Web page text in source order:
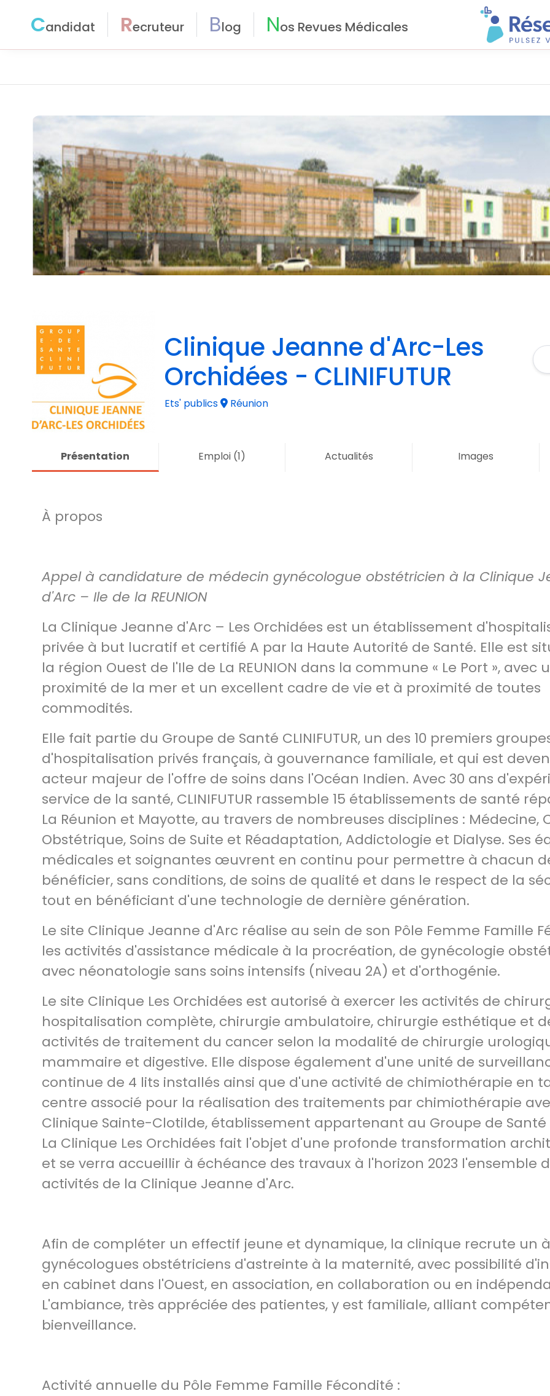
Candidat Recruteur Blog Nos Revues Médicales
Clinique Jeanne d'Arc-Les
Orchidées - CLINIFUTUR
Ets' publics Réunion
Présentation Emploi (1) Actualités Images
À propos
Appel à candidature de médecin gynécologue obstétricien à la Clinique
d'Arc – Ile de la REUNION
La Clinique Jeanne d'Arc – Les Orchidées est un établissement
privée à but lucratif et certifié A par la Haute Autorité de Santé. Elle est
la région Ouest de l'Ile de La REUNION dans la commune « Le Port », avec
proximité de la mer et un excellent cadre de vie et à proximité de toutes
commodités.
Elle fait partie du Groupe de Santé CLINIFUTUR, un des 10 premiers
d'hospitalisation privés français, à gouvernance familiale, et qui est
acteur majeur de l'offre de soins dans l'Océan Indien. Avec 30 ans
service de la santé, CLINIFUTUR rassemble 15 établissements de santé
La Réunion et Mayotte, au travers de nombreuses disciplines : Médecine,
Obstétrique, Soins de Suite et Réadaptation, Addictologie et Dialyse. Ses
médicales et soignantes œuvrent en continu pour permettre à chacun
bénéficier, sans conditions, de soins de qualité et dans le respect de la
tout en bénéficiant d'une technologie de dernière génération.
Le site Clinique Jeanne d'Arc réalise au sein de son Pôle Femme Famille
les activités d'assistance médicale à la procréation, de gynécologie
avec néonatologie sans soins intensifs (niveau 2A) et d'orthogénie.
Le site Clinique Les Orchidées est autorisé à exercer les activités de
hospitalisation complète, chirurgie ambulatoire, chirurgie esthétique et
activités de traitement du cancer selon la modalité de chirurgie
mammaire et digestive. Elle dispose également d'une unité de
continue de 4 lits installés ainsi que d'une activité de chimiothérapie en
centre associé pour la réalisation des traitements par chimiothérapie
Clinique Sainte-Clotilde, établissement appartenant au Groupe de
La Clinique Les Orchidées fait l'objet d'une profonde transformation
et se verra accueillir à échéance des travaux à l'horizon 2023 l'ensemble
activités de la Clinique Jeanne d'Arc.
Afin de compléter un effectif jeune et dynamique, la clinique recrute un
gynécologues obstétriciens d'astreinte à la maternité, avec possibilité
en cabinet dans l'Ouest, en association, en collaboration ou en
L'ambiance, très appréciée des patientes, y est familiale, alliant
bienveillance.
Activité annuelle du Pôle Femme Famille Fécondité :